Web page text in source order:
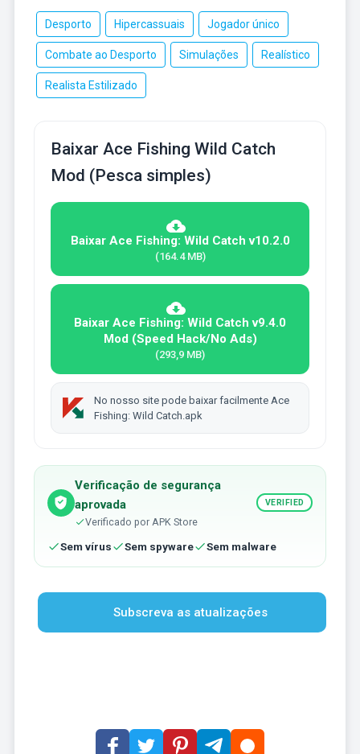
Desporto Hipercassuais Jogador único
Combate ao Desporto Simulações Realístico
Realista Estilizado
Baixar Ace Fishing Wild Catch
Mod (Pesca simples)
Baixar Ace Fishing: Wild Catch v10.2.0
(164.4 MB)
Baixar Ace Fishing: Wild Catch v9.4.0
Mod (Speed Hack/No Ads)
(293,9 MB)
No nosso site pode baixar facilmente Ace
Fishing: Wild Catch.apk
Verificação de segurança
aprovada
Verificado por APK Store
VERIFIED
Sem vírus Sem spyware Sem malware
Subscreva as atualizações